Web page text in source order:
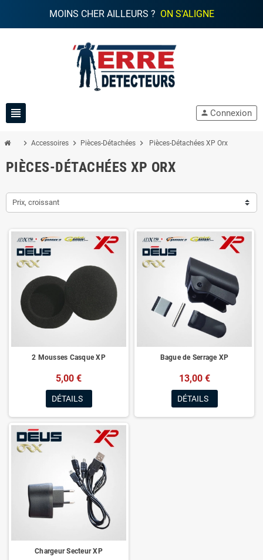
MOINS CHER AILLEURS ? ON S'ALIGNE
view_headline person Connexion
chevron_right Accessoires chevron_right Pièces-Détachées chevron_right Pièces-Détachées XP Orx
PIÈCES-DÉTACHÉES XP ORX
Prix, croissant
2 Mousses Casque XP
5,00 €
DÉTAILS
Bague de Serrage XP
13,00 €
DÉTAILS
Chargeur Secteur XP